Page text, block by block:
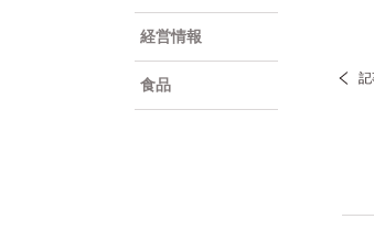
経営情報
食品 記